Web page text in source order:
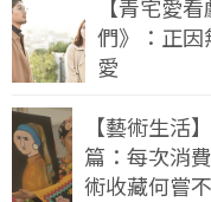
【青宅愛
們》：正
愛
【藝術生活
篇：每次消
術收藏何嘗